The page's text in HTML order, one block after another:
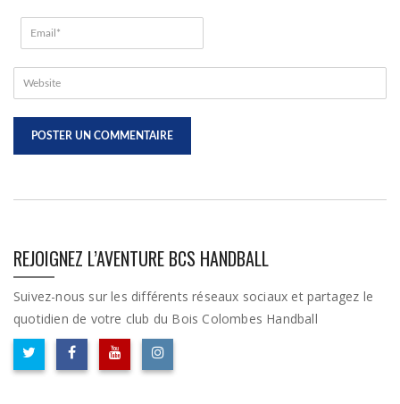
REJOIGNEZ L’AVENTURE BCS HANDBALL
Suivez-nous sur les différents réseaux sociaux et partagez le
quotidien de votre club du Bois Colombes Handball